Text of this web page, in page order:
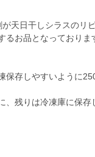
天日干しシラスのリ
るお品となっておりま
保存しやすいように
、残りは冷凍庫に保存